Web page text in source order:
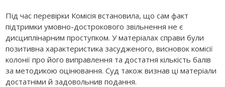
Під час перевірки Комісія встановила, що сам факт
підтримки умовно-дострокового звільнення не є
дисциплінарним проступком. У матеріалах справи були
позитивна характеристика засудженого, висновок комісії
колонії про його виправлення та достатня кількість балів
за методикою оцінювання. Суд також визнав ці матеріали
достатніми й задовольнив подання.